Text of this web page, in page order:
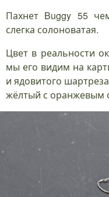
Пахнет Buggy 55
слегка солоноватая.
Цвет в реальности
мы его видим на
и ядовитого
жёлтый с оранжевым